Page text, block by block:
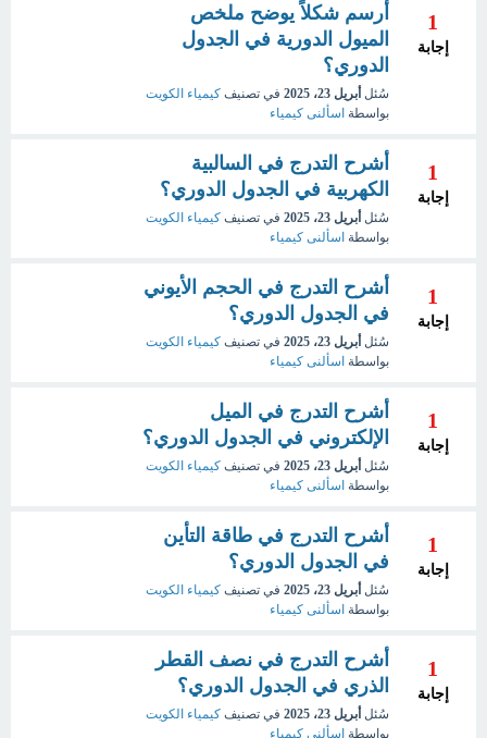
1
إجابة
أرسم شكلاً يوضح ملخص
الميول الدورية في الجدول
الدوري؟
سُئل أبريل 23، 2025 في تصنيف كيمياء الكويت
بواسطة اسألنى كيمياء
1
إجابة
أشرح التدرج في السالبية
الكهربية في الجدول الدوري؟
سُئل أبريل 23، 2025 في تصنيف كيمياء الكويت
بواسطة اسألنى كيمياء
1
إجابة
أشرح التدرج في الحجم الأيوني
في الجدول الدوري؟
سُئل أبريل 23، 2025 في تصنيف كيمياء الكويت
بواسطة اسألنى كيمياء
1
إجابة
أشرح التدرج في الميل
الإلكتروني في الجدول الدوري؟
سُئل أبريل 23، 2025 في تصنيف كيمياء الكويت
بواسطة اسألنى كيمياء
1
إجابة
أشرح التدرج في طاقة التأين
في الجدول الدوري؟
سُئل أبريل 23، 2025 في تصنيف كيمياء الكويت
بواسطة اسألنى كيمياء
1
إجابة
أشرح التدرج في نصف القطر
الذري في الجدول الدوري؟
سُئل أبريل 23، 2025 في تصنيف كيمياء الكويت
بواسطة اسألنى كيمياء